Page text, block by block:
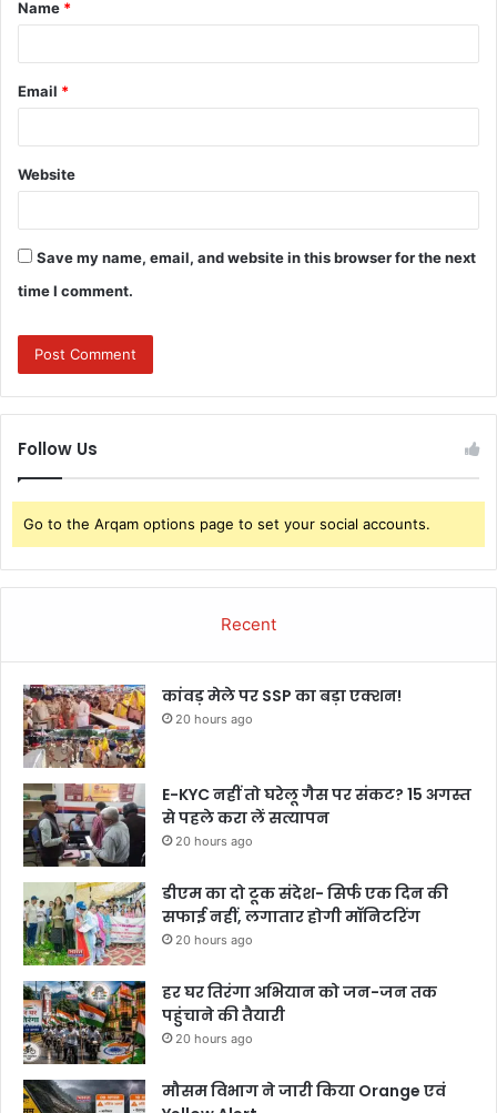
*
Name *
Email *
Website
Save my name, email, and website in this browser for the next
time I comment.
Follow Us
Go to the Arqam options page to set your social accounts.
Recent
कांवड़ मेले पर SSP का बड़ा एक्शन!
20 hours ago
E-KYC नहीं तो घरेलू गैस पर संकट? 15 अगस्त
से पहले करा लें सत्यापन
20 hours ago
डीएम का दो टूक संदेश- सिर्फ एक दिन की
सफाई नहीं, लगातार होगी मॉनिटरिंग
20 hours ago
हर घर तिरंगा अभियान को जन-जन तक
पहुंचाने की तैयारी
20 hours ago
मौसम विभाग ने जारी किया Orange एवं